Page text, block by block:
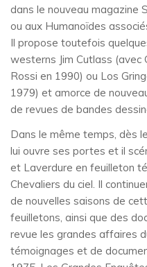
dans le nouveau magazine
ou aux Humanoïdes
Il propose toutefois
westerns Jim Cutlass (avec
Rossi en 1990) ou Los
1979) et amorce de
de revues de bandes
Dans le même temps, dès
lui ouvre ses portes et il
et Laverdure en feuilleton
Chevaliers du ciel. Il
de nouvelles saisons de
feuilletons, ainsi que des
revue les grandes affaires
témoignages et de